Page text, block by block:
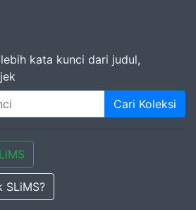
kata kunci dari judul,
Cari Koleksi
SLiMS?